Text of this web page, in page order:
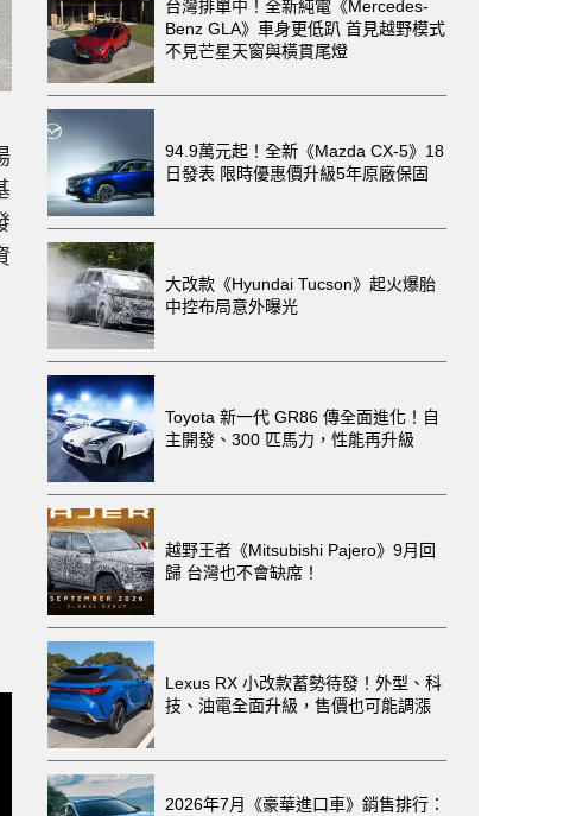
台灣排單中！全新純電《Mercedes-
Benz GLA》車身更低趴 首見越野模式
不見芒星天窗與橫貫尾燈
94.9萬元起！全新《Mazda CX-5》18
日發表 限時優惠價升級5年原廠保固
大改款《Hyundai Tucson》起火爆胎
中控布局意外曝光
Toyota 新一代 GR86 傳全面進化！自
主開發、300 匹馬力，性能再升級
越野王者《Mitsubishi Pajero》9月回
歸 台灣也不會缺席！
Lexus RX 小改款蓄勢待發！外型、科
技、油電全面升級，售價也可能調漲
2026年7月《豪華進口車》銷售排行：